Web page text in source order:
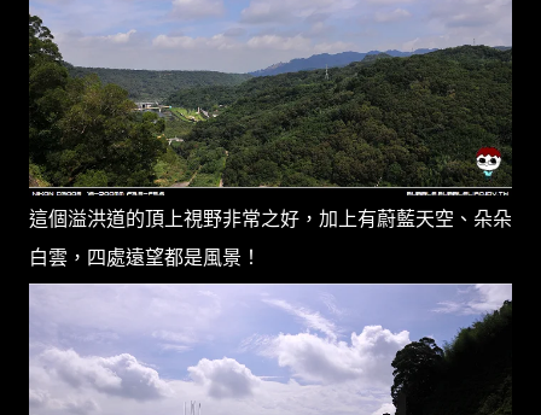
這個溢洪道的頂上視野非常之好，加上有蔚藍天空、朵朵
白雲，四處遠望都是風景！